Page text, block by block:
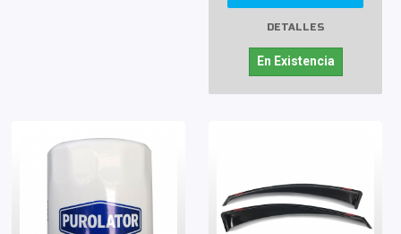
DETALLES
En Existencia